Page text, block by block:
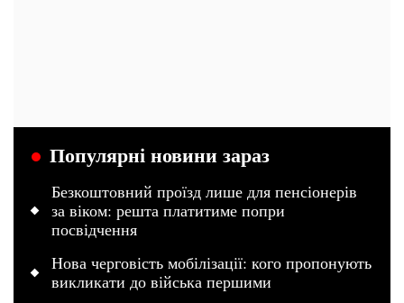
Популярні новини зараз
Безкоштовний проїзд лише для пенсіонерів
за віком: решта платитиме попри
посвідчення
Нова черговість мобілізації: кого пропонують
викликати до війська першими